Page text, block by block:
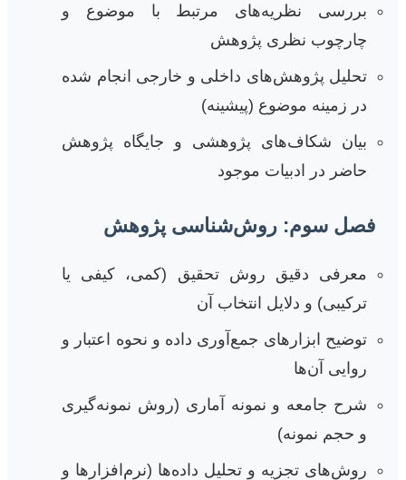
بررسی نظریه‌های مرتبط با موضوع و
چارچوب نظری پژوهش
تحلیل پژوهش‌های داخلی و خارجی انجام شده
در زمینه موضوع (پیشینه)
بیان شکاف‌های پژوهشی و جایگاه پژوهش
حاضر در ادبیات موجود
فصل سوم: روش‌شناسی پژوهش
معرفی دقیق روش تحقیق (کمی، کیفی یا
ترکیبی) و دلایل انتخاب آن
توضیح ابزارهای جمع‌آوری داده و نحوه اعتبار و
روایی آن‌ها
شرح جامعه و نمونه آماری (روش نمونه‌گیری
و حجم نمونه)
روش‌های تجزیه و تحلیل داده‌ها (نرم‌افزارها و